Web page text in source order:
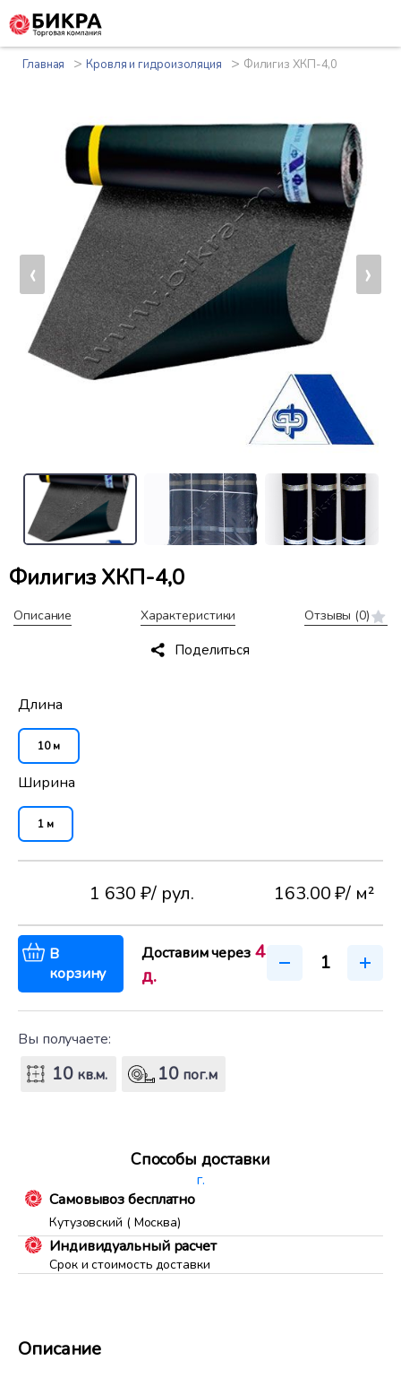
Главная >Кровля и гидроизоляция > Филигиз ХКП-4,0
‹ ›
Филигиз ХКП-4,0
Описание Характеристики Отзывы (0)
Поделиться
Длина
10 м
Ширина
1 м
1 630 ₽/ рул. 163.00 ₽/ м²
В
корзину
Доставим через 4
д.
Вы получаете:
10кв.м. 10 пог.м
Способы доставки
г.
Самовывоз бесплатно
Кутузовский ( Москва)
Индивидуальный расчет
Срок и стоимость доставки
Описание